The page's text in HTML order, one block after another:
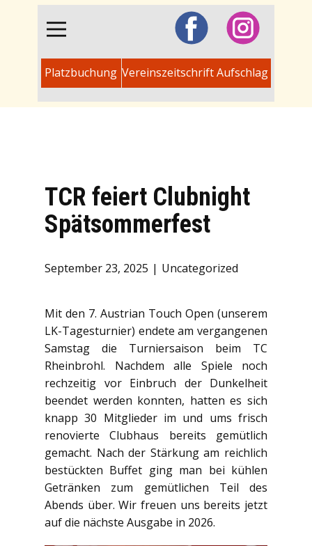
Platzbuchung Vereinszeitschrift Aufschlag
TCR feiert Clubnight
Spätsommerfest
September 23, 2025 Uncategorized
Mit den 7. Austrian Touch Open (unserem
LK-Tagesturnier) endete am vergangenen
Samstag die Turniersaison beim TC
Rheinbrohl. Nachdem alle Spiele noch
rechzeitig vor Einbruch der Dunkelheit
beendet werden konnten, hatten es sich
knapp 30 Mitglieder im und ums frisch
renovierte Clubhaus bereits gemütlich
gemacht. Nach der Stärkung am reichlich
bestückten Buffet ging man bei kühlen
Getränken zum gemütlichen Teil des
Abends über. Wir freuen uns bereits jetzt
auf die nächste Ausgabe in 2026.